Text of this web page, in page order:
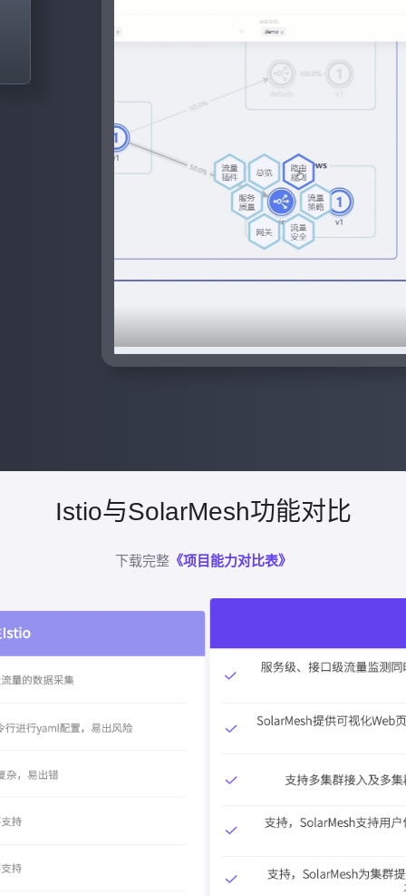
Istio与SolarMesh功能对比
下载完整《项目能力对比表》